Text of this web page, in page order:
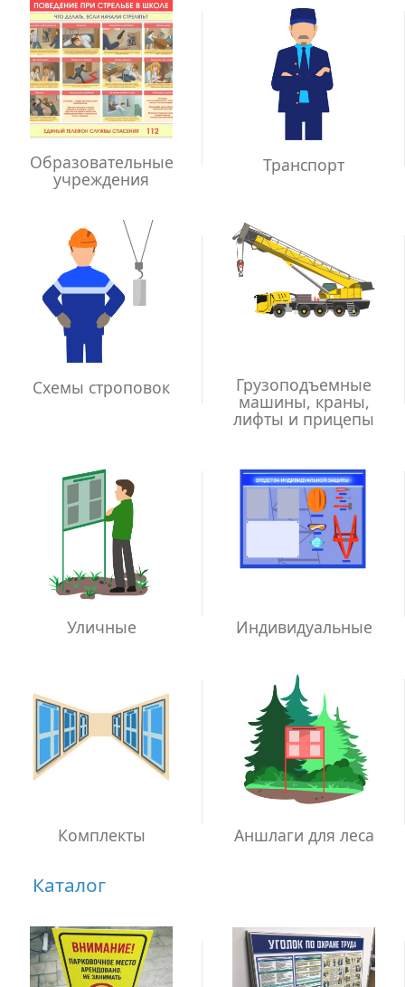
Образовательные
учреждения
Транспорт
Схемы строповок Грузоподъемные
машины, краны,
лифты и прицепы
Уличные Индивидуальные
Комплекты Аншлаги для леса
Каталог